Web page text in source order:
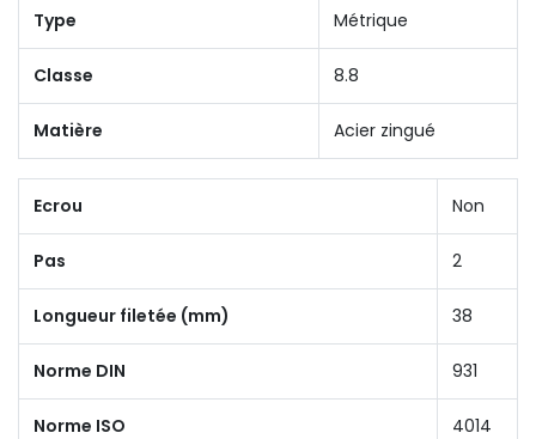
Type Métrique
Classe 8.8
Matière Acier zingué
Ecrou Non
Pas 2
Longueur filetée (mm) 38
Norme DIN 931
Norme ISO 4014